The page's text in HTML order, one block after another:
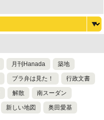
月刊Hanada 築地
ブラ弁は見た！ 行政文書
解散 南スーダン
新しい地図 奥田愛基